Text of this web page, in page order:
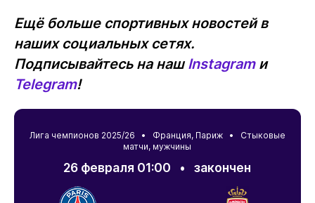
Ещё больше спортивных новостей в
наших социальных сетях.
Подписывайтесь на нашInstagramи
Telegram!
Лига чемпионов 2025/26 • Франция, Париж• Стыковые
матчи, мужчины
26 февраля 01:00 •закончен